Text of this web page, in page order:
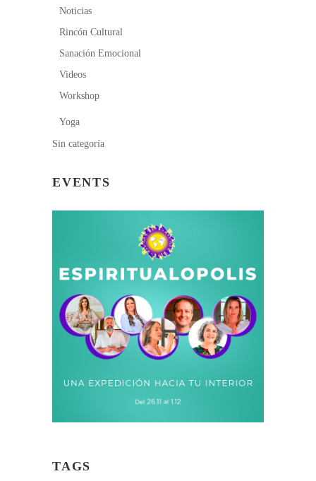
Noticias
Rincón Cultural
Sanación Emocional
Videos
Workshop
Yoga
Sin categoría
EVENTS
TAGS